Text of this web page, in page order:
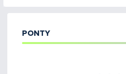
PONTY